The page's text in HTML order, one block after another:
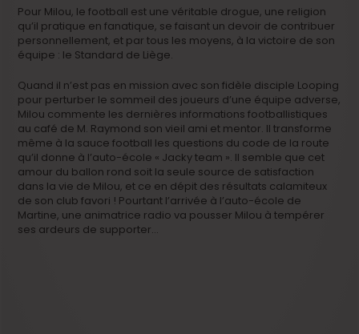
Pour Milou, le football est une véritable drogue, une religion
qu’il pratique en fanatique, se faisant un devoir de contribuer
personnellement, et par tous les moyens, à la victoire de son
équipe : le Standard de Liège.
Quand il n’est pas en mission avec son fidèle disciple Looping
pour perturber le sommeil des joueurs d’une équipe adverse,
Milou commente les dernières informations footballistiques
au café de M. Raymond son vieil ami et mentor. Il transforme
même à la sauce football les questions du code de la route
qu’il donne à l’auto-école « Jacky team ». Il semble que cet
amour du ballon rond soit la seule source de satisfaction
dans la vie de Milou, et ce en dépit des résultats calamiteux
de son club favori ! Pourtant l’arrivée à l’auto-école de
Martine, une animatrice radio va pousser Milou à tempérer
ses ardeurs de supporter…